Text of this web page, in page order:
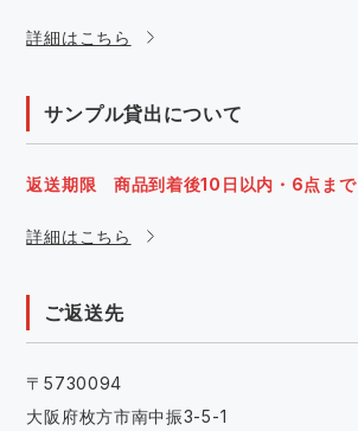
詳細はこちら
サンプル貸出について
返送期限 商品到着後10日以内・6点まで
詳細はこちら
ご返送先
〒5730094
大阪府枚方市南中振3-5-1